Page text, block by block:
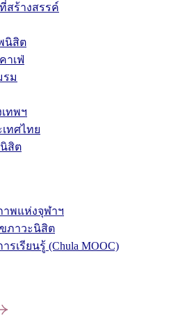
สร้างสรรค์
นิสิต
าเฟ่
รม
ทพฯ
ทศไทย
สิต
พแห่งจุฬาฯ
ภาวะนิสิต
เรียนรู้ (Chula MOOC)